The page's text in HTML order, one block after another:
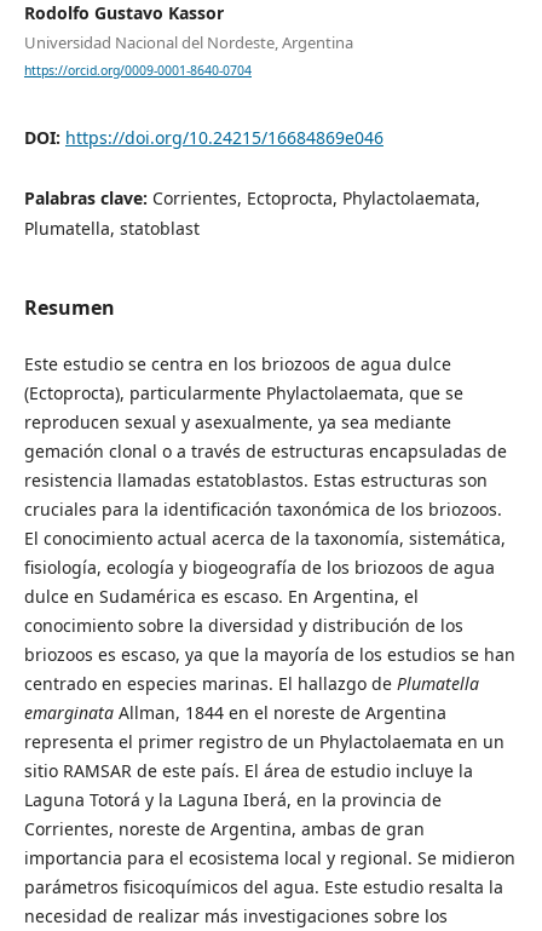
Rodolfo Gustavo Kassor
Universidad Nacional del Nordeste, Argentina
https://orcid.org/0009-0001-8640-0704
DOI: https://doi.org/10.24215/16684869e046
Palabras clave: Corrientes, Ectoprocta, Phylactolaemata,
Plumatella, statoblast
Resumen
Este estudio se centra en los briozoos de agua dulce
(Ectoprocta), particularmente Phylactolaemata, que se
reproducen sexual y asexualmente, ya sea mediante
gemación clonal o a través de estructuras encapsuladas de
resistencia llamadas estatoblastos. Estas estructuras son
cruciales para la identificación taxonómica de los briozoos.
El conocimiento actual acerca de la taxonomía, sistemática,
fisiología, ecología y biogeografía de los briozoos de agua
dulce en Sudamérica es escaso. En Argentina, el
conocimiento sobre la diversidad y distribución de los
briozoos es escaso, ya que la mayoría de los estudios se han
centrado en especies marinas. El hallazgo de Plumatella
emarginata Allman, 1844 en el noreste de Argentina
representa el primer registro de un Phylactolaemata en un
sitio RAMSAR de este país. El área de estudio incluye la
Laguna Totorá y la Laguna Iberá, en la provincia de
Corrientes, noreste de Argentina, ambas de gran
importancia para el ecosistema local y regional. Se midieron
parámetros fisicoquímicos del agua. Este estudio resalta la
necesidad de realizar más investigaciones sobre los